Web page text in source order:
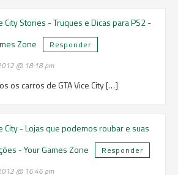
City Stories - Truques e Dicas para PS2 -
Zone
Responder
@ 18:18 pm
os carros de GTA Vice City […]
City - Lojas que podemos roubar e suas
- Your Games Zone
Responder
@ 16:46 pm